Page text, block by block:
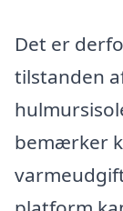
Det er
tilstanden
bemærker